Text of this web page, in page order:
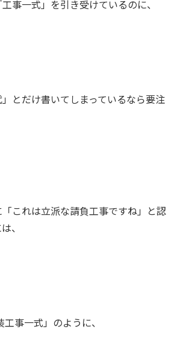
事一式」を引き受けているのに、
とだけ書いてしまっているなら要注
これは立派な請負工事ですね」と認
、
工事一式」のように、